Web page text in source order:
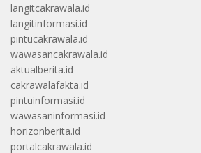
langitcakrawala.id
langitinformasi.id
pintucakrawala.id
wawasancakrawala.id
aktualberita.id
cakrawalafakta.id
pintuinformasi.id
wawasaninformasi.id
horizonberita.id
portalcakrawala.id